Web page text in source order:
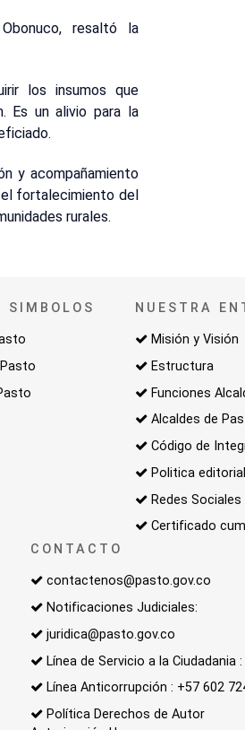
resaltó la
los insumos que
Es un alivio para la
y acompañamiento
el fortalecimiento del
rurales.
SIMBOLOS NUESTRA
Misión y Visión
Estructura
Funciones
Alcaldes de
Código de
Politica editorial
Redes Sociales
Certificado
CONTACTO
contactenos@pasto.gov.co
Notificaciones Judiciales:
juridica@pasto.gov.co
Línea de Servicio a la Ciudadania
Línea Anticorrupción : +57 602
Política Derechos de Autor